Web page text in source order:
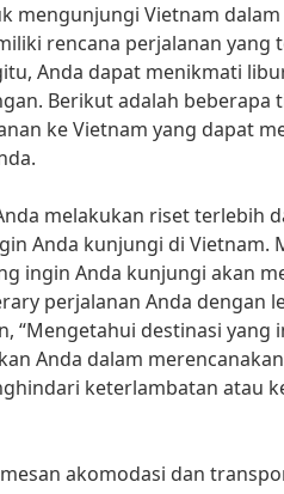
mengunjungi Vietnam
rencana perjalanan yang
Anda dapat menikmati
Berikut adalah beberapa
ke Vietnam yang dapat
melakukan riset terlebih
Anda kunjungi di Vietnam.
ingin Anda kunjungi akan
perjalanan Anda dengan
“Mengetahui destinasi yang
Anda dalam
keterlambatan atau
akomodasi dan